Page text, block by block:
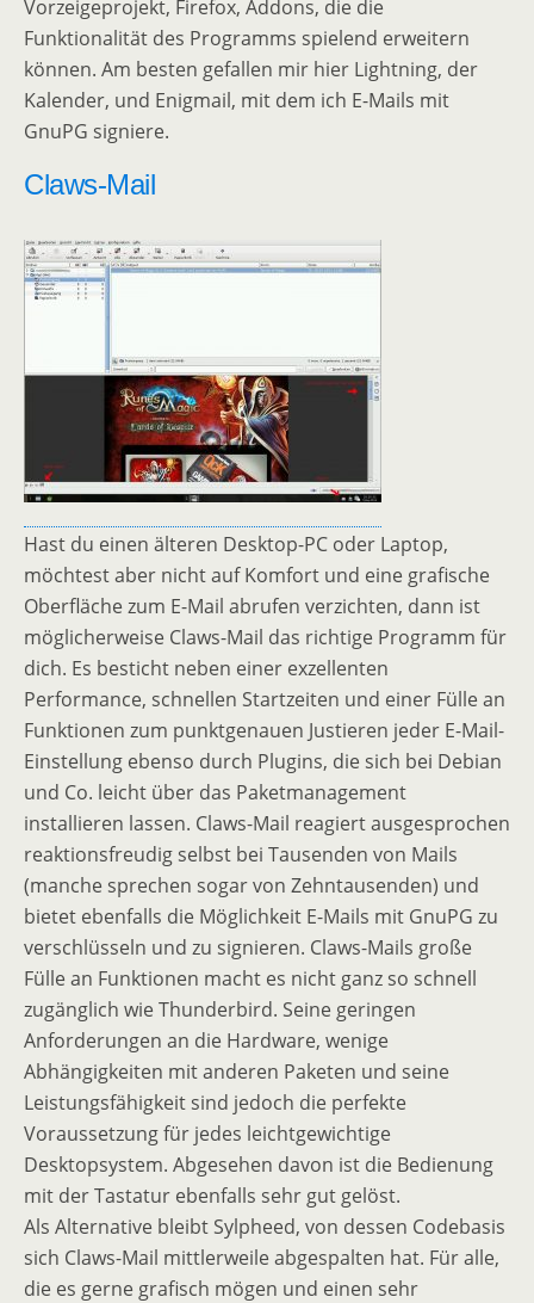
Vorzeigeprojekt, Firefox, Addons, die die
Funktionalität des Programms spielend erweitern
können. Am besten gefallen mir hier Lightning, der
Kalender, und Enigmail, mit dem ich E-Mails mit
GnuPG signiere.
Claws-Mail
Hast du einen älteren Desktop-PC oder Laptop,
möchtest aber nicht auf Komfort und eine grafische
Oberfläche zum E-Mail abrufen verzichten, dann ist
möglicherweise Claws-Mail das richtige Programm für
dich. Es besticht neben einer exzellenten
Performance, schnellen Startzeiten und einer Fülle an
Funktionen zum punktgenauen Justieren jeder E-Mail-
Einstellung ebenso durch Plugins, die sich bei Debian
und Co. leicht über das Paketmanagement
installieren lassen. Claws-Mail reagiert ausgesprochen
reaktionsfreudig selbst bei Tausenden von Mails
(manche sprechen sogar von Zehntausenden) und
bietet ebenfalls die Möglichkeit E-Mails mit GnuPG zu
verschlüsseln und zu signieren. Claws-Mails große
Fülle an Funktionen macht es nicht ganz so schnell
zugänglich wie Thunderbird. Seine geringen
Anforderungen an die Hardware, wenige
Abhängigkeiten mit anderen Paketen und seine
Leistungsfähigkeit sind jedoch die perfekte
Voraussetzung für jedes leichtgewichtige
Desktopsystem. Abgesehen davon ist die Bedienung
mit der Tastatur ebenfalls sehr gut gelöst.
Als Alternative bleibt Sylpheed, von dessen Codebasis
sich Claws-Mail mittlerweile abgespalten hat. Für alle,
die es gerne grafisch mögen und einen sehr